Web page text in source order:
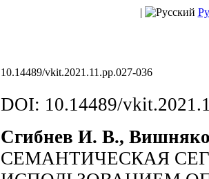
|
10.14489/vkit.2021.11.pp.027-036
DOI: 10.14489/
Сгибнев И. В.,
СЕМАНТИЧЕСКАЯ